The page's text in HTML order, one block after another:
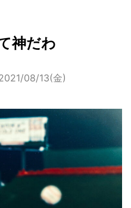
神だわ
08/13(金)